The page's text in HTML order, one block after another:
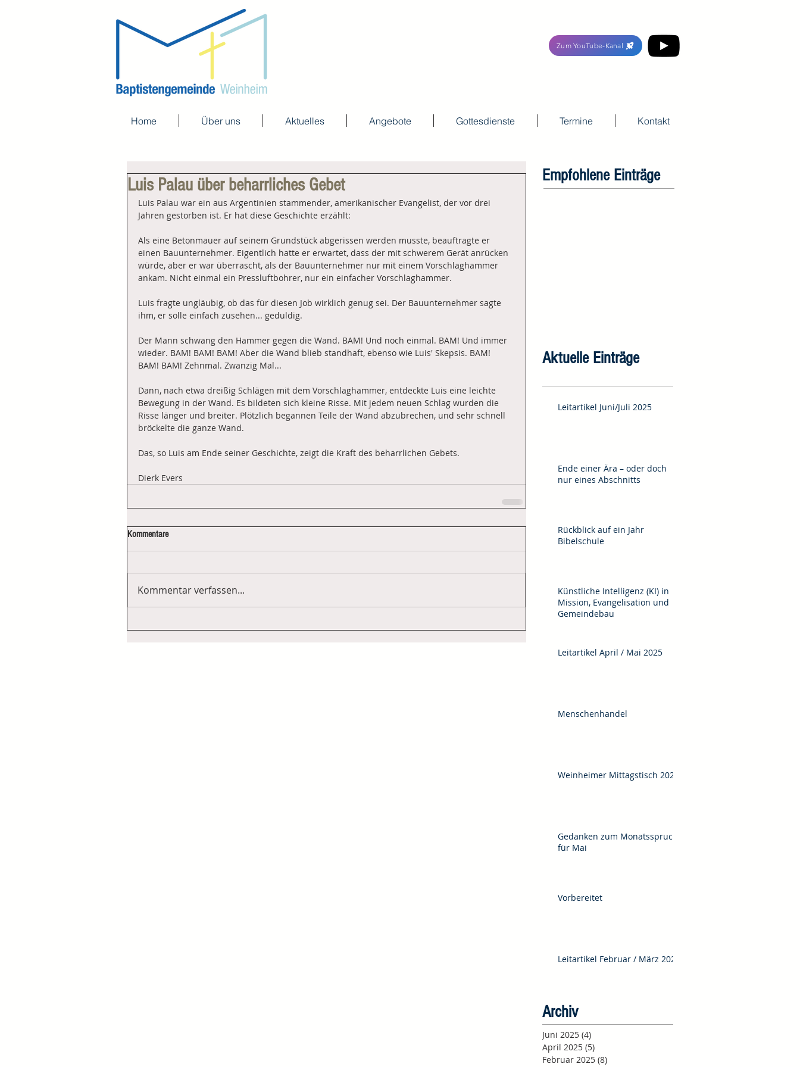
Zum YouTube-Kanal
Home Über uns Aktuelles Angebote Gottesdienste Termine Kontakt
Luis Palau über beharrliches Gebet
Luis Palau war ein aus Argentinien stammender, amerikanischer Evangelist, der vor drei
Jahren gestorben ist. Er hat diese Geschichte erzählt:
Als eine Betonmauer auf seinem Grundstück abgerissen werden musste, beauftragte er
einen Bauunternehmer. Eigentlich hatte er erwartet, dass der mit schwerem Gerät anrücken
würde, aber er war überrascht, als der Bauunternehmer nur mit einem Vorschlaghammer
ankam. Nicht einmal ein Pressluftbohrer, nur ein einfacher Vorschlaghammer.
Luis fragte ungläubig, ob das für diesen Job wirklich genug sei. Der Bauunternehmer sagte
ihm, er solle einfach zusehen... geduldig.
Der Mann schwang den Hammer gegen die Wand. BAM! Und noch einmal. BAM! Und immer
wieder. BAM! BAM! BAM! Aber die Wand blieb standhaft, ebenso wie Luis' Skepsis. BAM!
BAM! BAM! Zehnmal. Zwanzig Mal...
Dann, nach etwa dreißig Schlägen mit dem Vorschlaghammer, entdeckte Luis eine leichte
Bewegung in der Wand. Es bildeten sich kleine Risse. Mit jedem neuen Schlag wurden die
Risse länger und breiter. Plötzlich begannen Teile der Wand abzubrechen, und sehr schnell
bröckelte die ganze Wand.
Das, so Luis am Ende seiner Geschichte, zeigt die Kraft des beharrlichen Gebets.
Dierk Evers
Kommentare
Kommentar verfassen...
Empfohlene Einträge
Aktuelle Einträge
Leitartikel Juni/Juli 2025
Ende einer Ära – oder doch
nur eines Abschnitts
Rückblick auf ein Jahr
Bibelschule
Künstliche Intelligenz (KI) in
Mission, Evangelisation und
Gemeindebau
Leitartikel April / Mai 2025
Menschenhandel
Weinheimer Mittagstisch 2025
Gedanken zum Monatsspruch
für Mai
Vorbereitet
Leitartikel Februar / März 2025
Archiv
Juni 2025 (4)
April 2025 (5)
Februar 2025 (8)